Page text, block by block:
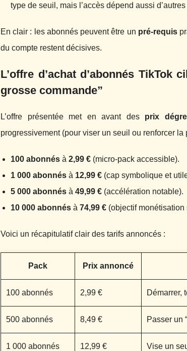
type de seuil, mais l’accès dépend aussi
En clair : les abonnés peuvent être un pré-requis
du compte restent décisives.
L’offre d’achat d’abonnés
grosse commande”
L’offre présentée met en avant des prix
progressivement (pour viser un seuil ou renforcer
100 abonnés à 2,99 € (micro-pack accessible).
1 000 abonnés à 12,99 € (cap symbolique et
5 000 abonnés à 49,99 € (accélération notable).
10 000 abonnés à 74,99 € (objectif monétisation
Voici un récapitulatif clair des tarifs annoncés :
Pack Prix annoncé
100 abonnés 2,99 € Démarrer,
500 abonnés 8,49 € Passer un
1 000 abonnés 12,99 € Vise un